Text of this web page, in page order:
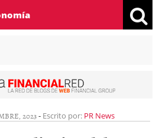
2023- Escrito por: PR News